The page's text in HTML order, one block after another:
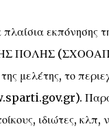
πλαίσια
ΠΟΛΗΣ (ΣΧΟΟΑΠ)
μελέτης, το
ιδιώτες,